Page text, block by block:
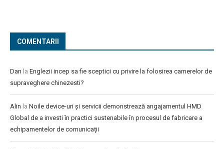
COMENTARII
Dan la Englezii incep sa fie sceptici cu privire la folosirea camerelor de
supraveghere chinezesti?
Alin la Noile device-uri și servicii demonstrează angajamentul HMD
Global de a investi în practici sustenabile în procesul de fabricare a
echipamentelor de comunicații